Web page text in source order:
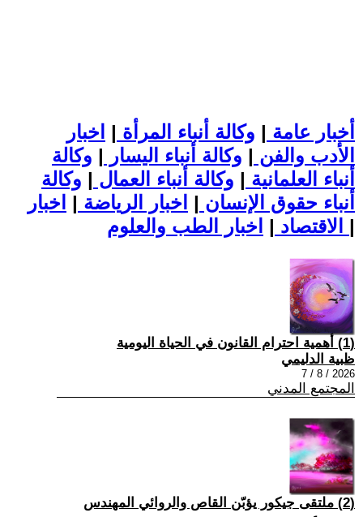
أخبار عامة | وكالة أنباء المرأة | اخبار
الأدب والفن | وكالة أنباء اليسار | وكالة
أنباء العلمانية | وكالة أنباء العمال | وكالة
أنباء حقوق الإنسان | اخبار الرياضة | اخبار
الاقتصاد | |
(1) أهمية احترام القانون في الحياة اليومية
ظبية الدليمي
2026 / 8 / 7
المجتمع المدني
(2) ملتقى جيكور يؤبّن القاص والروائي المهندس